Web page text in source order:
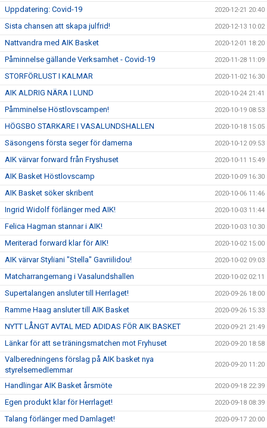
Uppdatering: Covid-19 2020-12-21 20:40
Sista chansen att skapa julfrid! 2020-12-13 10:02
Nattvandra med AIK Basket 2020-12-01 18:20
Påminnelse gällande Verksamhet - Covid-19 2020-11-28 11:09
STORFÖRLUST I KALMAR 2020-11-02 16:30
AIK ALDRIG NÄRA I LUND 2020-10-24 21:41
Påmminelse Höstlovscampen! 2020-10-19 08:53
HÖGSBO STARKARE I VASALUNDSHALLEN 2020-10-18 15:05
Säsongens första seger för damerna 2020-10-12 09:53
AIK värvar forward från Fryshuset 2020-10-11 15:49
AIK Basket Höstlovscamp 2020-10-09 16:30
AIK Basket söker skribent 2020-10-06 11:46
Ingrid Widolf förlänger med AIK! 2020-10-03 11:44
Felica Hagman stannar i AIK! 2020-10-03 10:30
Meriterad forward klar för AIK! 2020-10-02 15:00
AIK värvar Styliani "Stella" Gavriilidou! 2020-10-02 09:03
Matcharrangemang i Vasalundshallen 2020-10-02 02:11
Supertalangen ansluter till Herrlaget! 2020-09-26 18:00
Ramme Haag ansluter till AIK Basket 2020-09-26 15:33
NYTT LÅNGT AVTAL MED ADIDAS FÖR AIK BASKET 2020-09-21 21:49
Länkar för att se träningsmatchen mot Fryhuset 2020-09-20 18:58
Valberedningens förslag på AIK basket nya
styrelsemedlemmar
2020-09-20 11:20
Handlingar AIK Basket årsmöte 2020-09-18 22:39
Egen produkt klar för Herrlaget! 2020-09-18 08:39
Talang förlänger med Damlaget! 2020-09-17 20:00